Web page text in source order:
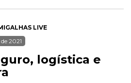
LIVE
2021
logística e